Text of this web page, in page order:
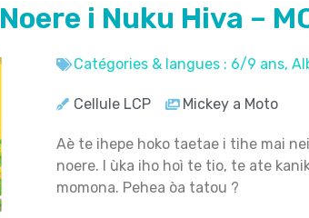
Noere i Nuku Hiva –
Catégories & langues : 6/9 ans,
Cellule LCP Mickey a Moto
Aè te ihepe hoko taetae i tihe mai
noere. I ùka iho hoì te tio, te ate
momona. Pehea òa tatou ?